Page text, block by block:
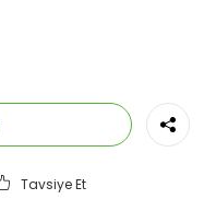
Tavsiye Et